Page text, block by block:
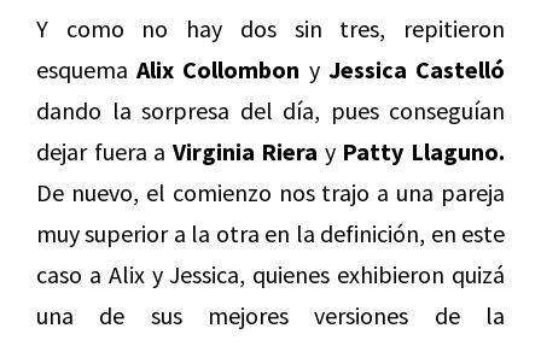
Y como no hay dos sin tres, repitieron
esquemaAlix Collombon y Jessica Castelló
dando la sorpresa del día, pues conseguían
dejar fuera a Virginia Riera y Patty Llaguno.
De nuevo, el comienzo nos trajo a una pareja
muy superior a la otra en la definición, en este
caso a Alix y Jessica, quienes exhibieron quizá
una de sus mejores versiones de la